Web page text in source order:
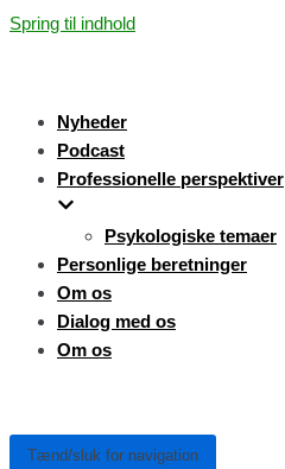
Spring til indhold
Nyheder
Podcast
Professionelle perspektiver
Psykologiske temaer
Personlige beretninger
Om os
Dialog med os
Om os
Tænd/sluk for navigation